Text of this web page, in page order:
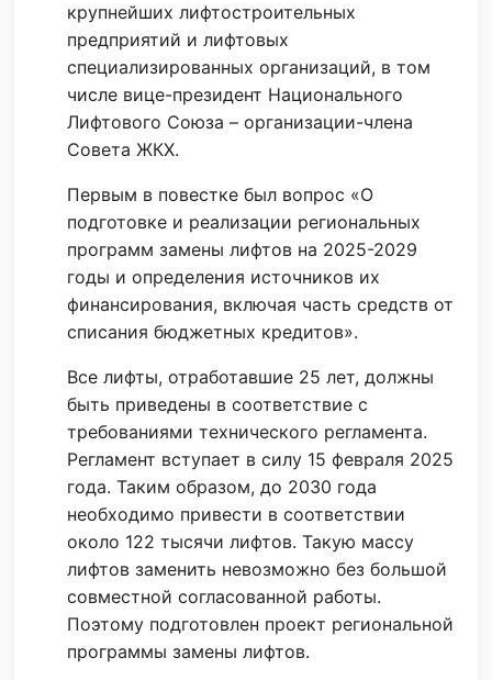
крупнейших лифтостроительных
предприятий и лифтовых
специализированных организаций, в том
числе вице-президент Национального
Лифтового Союза – организации-члена
Совета ЖКХ.
Первым в повестке был вопрос «О
подготовке и реализации региональных
программ замены лифтов на 2025-2029
годы и определения источников их
финансирования, включая часть средств от
списания бюджетных кредитов».
Все лифты, отработавшие 25 лет, должны
быть приведены в соответствие с
требованиями технического регламента.
Регламент вступает в силу 15 февраля 2025
года. Таким образом, до 2030 года
необходимо привести в соответствии
около 122 тысячи лифтов. Такую массу
лифтов заменить невозможно без большой
совместной согласованной работы.
Поэтому подготовлен проект региональной
программы замены лифтов.